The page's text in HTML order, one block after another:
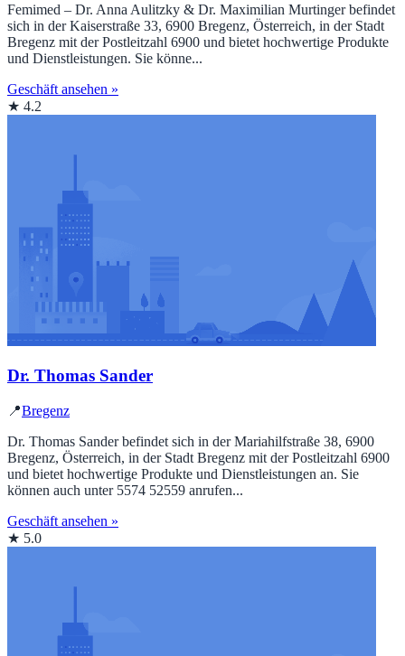
Femimed – Dr. Anna Aulitzky & Dr. Maximilian Murtinger befindet
sich in der Kaiserstraße 33, 6900 Bregenz, Österreich, in der Stadt
Bregenz mit der Postleitzahl 6900 und bietet hochwertige Produkte
und Dienstleistungen. Sie könne...
Geschäft ansehen »
★ 4.2
Dr. Thomas Sander
📍Bregenz
Dr. Thomas Sander befindet sich in der Mariahilfstraße 38, 6900
Bregenz, Österreich, in der Stadt Bregenz mit der Postleitzahl 6900
und bietet hochwertige Produkte und Dienstleistungen an. Sie
können auch unter 5574 52559 anrufen...
Geschäft ansehen »
★ 5.0